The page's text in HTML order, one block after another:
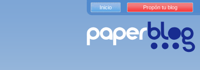
Inicio Propón tu blog